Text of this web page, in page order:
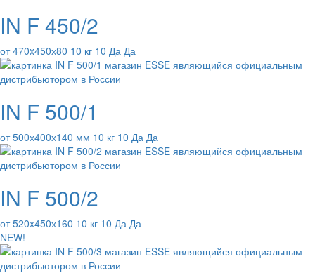
IN F 450/2
от 470x450х80 10 кг 10 Да Да
IN F 500/1
от 500х400х140 мм 10 кг 10 Да Да
IN F 500/2
от 520x450х160 10 кг 10 Да Да
NEW!